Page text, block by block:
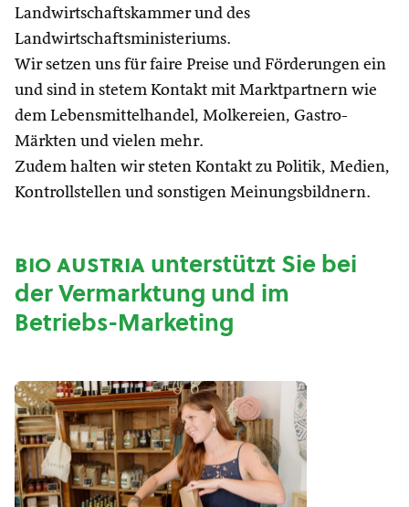
Landwirtschaftskammer und des
Landwirtschaftsministeriums.
Wir setzen uns für faire Preise und Förderungen ein
und sind in stetem Kontakt mit Marktpartnern wie
dem Lebensmittelhandel, Molkereien, Gastro-
Märkten und vielen mehr.
Zudem halten wir steten Kontakt zu Politik, Medien,
Kontrollstellen und sonstigen Meinungsbildnern.
bio austriaunterstützt Sie bei
der Vermarktung und im
Betriebs-Marketing